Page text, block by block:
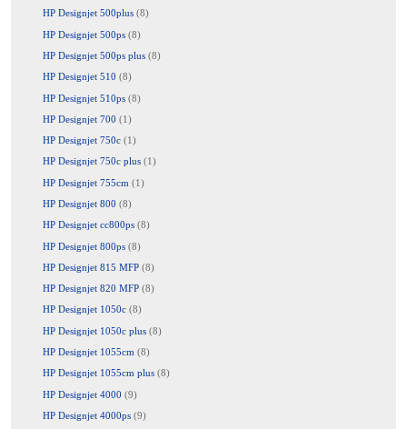
HP Designjet 500plus (8)
HP Designjet 500ps (8)
HP Designjet 500ps plus (8)
HP Designjet 510 (8)
HP Designjet 510ps (8)
HP Designjet 700 (1)
HP Designjet 750c (1)
HP Designjet 750c plus (1)
HP Designjet 755cm (1)
HP Designjet 800 (8)
HP Designjet cc800ps (8)
HP Designjet 800ps (8)
HP Designjet 815 MFP (8)
HP Designjet 820 MFP (8)
HP Designjet 1050c (8)
HP Designjet 1050c plus (8)
HP Designjet 1055cm (8)
HP Designjet 1055cm plus (8)
HP Designjet 4000 (9)
HP Designjet 4000ps (9)